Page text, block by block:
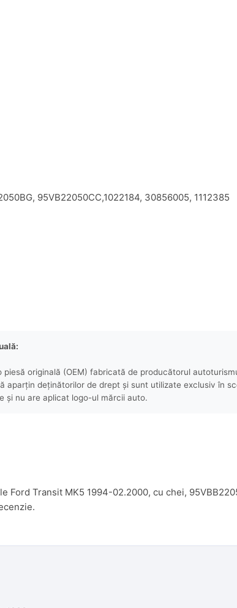
95VB22050CC,1022184, 30856005, 1112385
originală (OEM) fabricată de producătorul
aparțin deținătorilor de drept și sunt utilizate exclusiv în
și nu are aplicat logo-ul mărcii auto.
Ford Transit MK5 1994-02.2000, cu chei,